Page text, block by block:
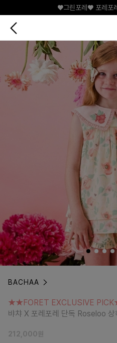
♥그린포레♥ 포레포
BACHAA
뱌챠 X 포레포레 단독 Roseloo 상하세
★★FORET EXCLUSIVE
뱌챠 X 포레포레 단독 Roseloo 상
212,000원